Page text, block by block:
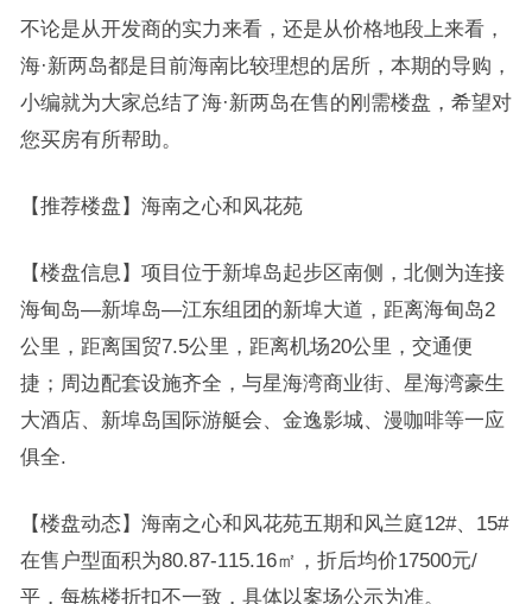
不论是从开发商的实力来看，还是从价格地段上来看，
海·新两岛都是目前海南比较理想的居所，本期的导购，
小编就为大家总结了海·新两岛在售的刚需楼盘，希望对
您买房有所帮助。
【推荐楼盘】海南之心和风花苑
【楼盘信息】项目位于新埠岛起步区南侧，北侧为连接
海甸岛—新埠岛—江东组团的新埠大道，距离海甸岛2
公里，距离国贸7.5公里，距离机场20公里，交通便
捷；周边配套设施齐全，与星海湾商业街、星海湾豪生
大酒店、新埠岛国际游艇会、金逸影城、漫咖啡等一应
俱全.
【楼盘动态】海南之心和风花苑五期和风兰庭12#、15#
在售户型面积为80.87-115.16㎡，折后均价17500元/
平，每栋楼折扣不一致，具体以案场公示为准。